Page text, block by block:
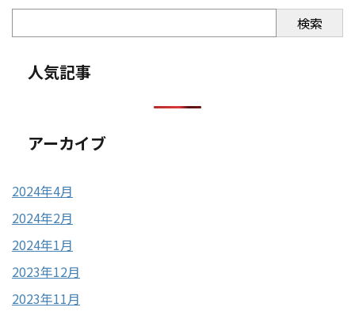
検索
人気記事
アーカイブ
2024年4月
2024年2月
2024年1月
2023年12月
2023年11月